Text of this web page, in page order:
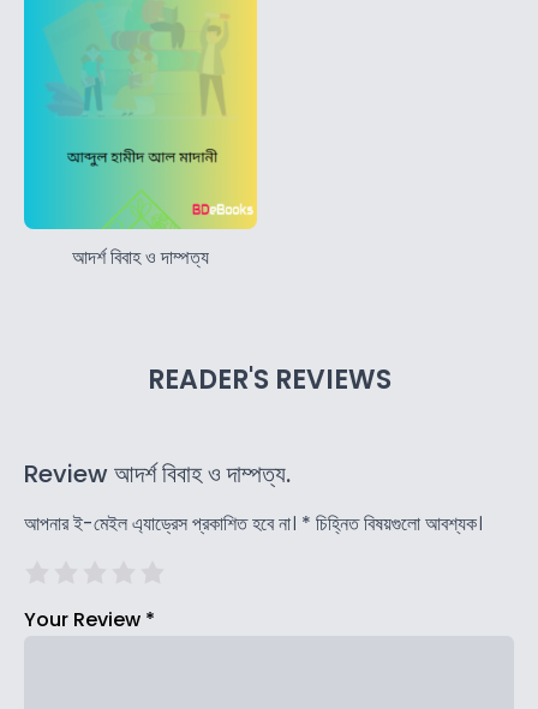
আদর্শ বিবাহ ও দাম্পত্য
READER'S REVIEWS
Review আদর্শ বিবাহ ও দাম্পত্য.
আপনার ই-মেইল এ্যাড্রেস প্রকাশিত হবে না। * চিহ্নিত বিষয়গুলো আবশ্যক।
Your Review *